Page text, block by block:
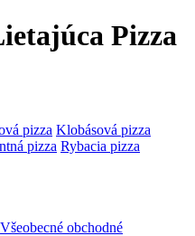
Pizza
pizza Klobásová pizza
pizza Rybacia pizza
Všeobecné obchodné